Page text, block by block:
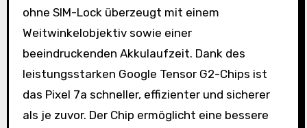
ohne SIM-Lock überzeugt mit einem
Weitwinkelobjektiv sowie einer
beeindruckenden Akkulaufzeit. Dank des
leistungsstarken Google Tensor G2-Chips ist
das Pixel 7a schneller, effizienter und sicherer
als je zuvor. Der Chip ermöglicht eine bessere